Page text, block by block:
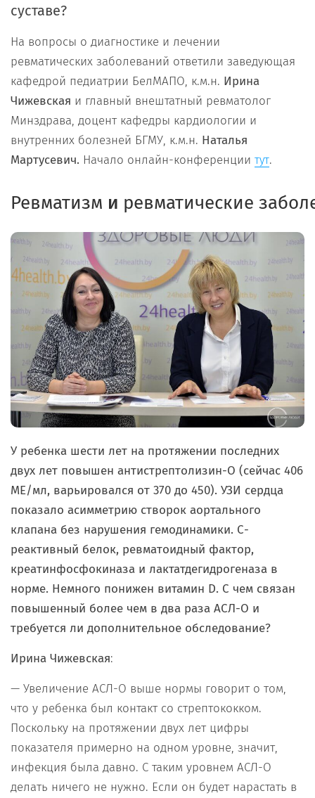
суставе?
На вопросы о диагностике и лечении
ревматических заболеваний ответили заведующая
кафедрой педиатрии БелМАПО, к.м.н. Ирина
Чижевская и главный внештатный ревматолог
Минздрава, доцент кафедры кардиологии и
внутренних болезней БГМУ, к.м.н. Наталья
Мартусевич. Начало онлайн-конференции тут.
Ревматизм и ревматические
У ребенка шести лет на протяжении последних
двух лет повышен антистрептолизин-О (сейчас 406
МЕ/мл, варьировался от 370 до 450). УЗИ сердца
показало асимметрию створок аортального
клапана без нарушения гемодинамики. С-
реактивный белок, ревматоидный фактор,
креатинфосфокиназа и лактатдегидрогеназа в
норме. Немного понижен витамин D. С чем связан
повышенный более чем в два раза АСЛ-О и
требуется ли дополнительное обследование?
Ирина Чижевская:
— Увеличение АСЛ-О выше нормы говорит о том,
что у ребенка был контакт со стрептококком.
Поскольку на протяжении двух лет цифры
показателя примерно на одном уровне, значит,
инфекция была давно. С таким уровнем АСЛ-О
делать ничего не нужно. Если он будет нарастать в